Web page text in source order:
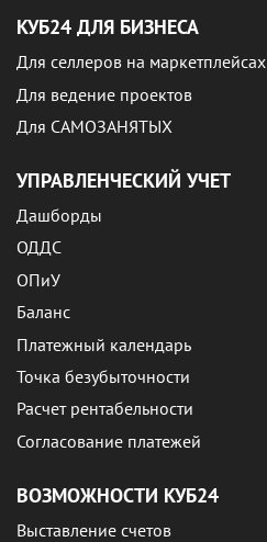
КУБ24 ДЛЯ БИЗНЕСА
Для селлеров на маркетплейсах
Для ведение проектов
Для САМОЗАНЯТЫХ
УПРАВЛЕНЧЕСКИЙ УЧЕТ
Дашборды
ОДДС
ОПиУ
Баланс
Платежный календарь
Точка безубыточности
Расчет рентабельности
Согласование платежей
ВОЗМОЖНОСТИ КУБ24
Выставление счетов